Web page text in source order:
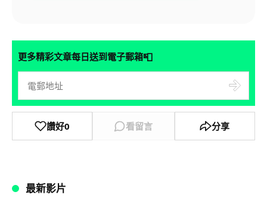
更多精彩文章每日送到電子郵箱📮
讚好0 看留言 分享
最新影片